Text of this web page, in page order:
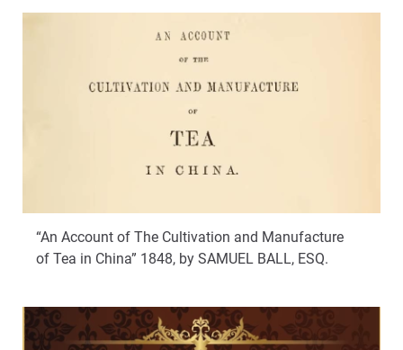
“An Account of The Cultivation and Manufacture
of Tea in China” 1848, by SAMUEL BALL, ESQ.